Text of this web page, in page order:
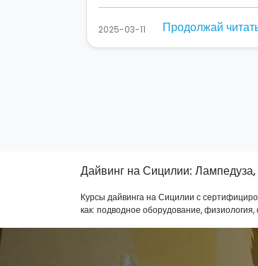
2025-03-11 Продолжай
Дайвинг на Сицилии:
Курсы дайвинга на Сицилии с
как: подводное оборудование,